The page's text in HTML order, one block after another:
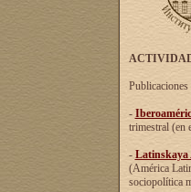
Publicaciones
-
trimestral (en
- Latinskaya
(América
sociopolítica